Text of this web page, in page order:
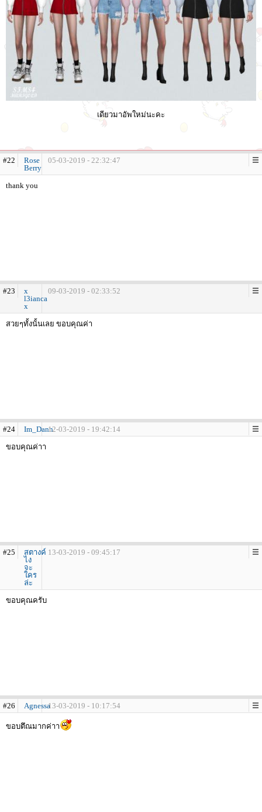
เดียวมาอัพใหม่นะคะ
#22
Rose
Berry
05-03-2019 - 22:32:47
thank you
#23
x
l3ianca
x
09-03-2019 - 02:33:52
สวยๆทั้งนั้นเลย ขอบคุณค่า
#24 Im_Dann12-03-2019 - 19:42:14
ขอบคุณค่าา
#25
สตางค์
ไง
จะ
ใคร
ล่ะ
13-03-2019 - 09:45:17
ขอบคุณครับ
#26 Agnessa13-03-2019 - 10:17:54
ขอบตึณมากค่าา